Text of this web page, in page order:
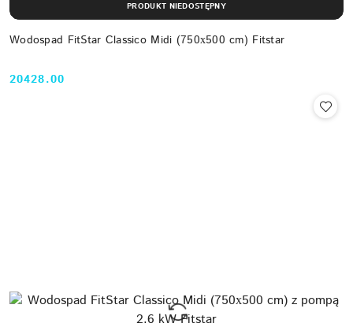
Wodospad FitStar Classico Midi (750х500 cm) Fitstar
Cena:
20428.00
PRODUKT NIEDOSTĘPNY